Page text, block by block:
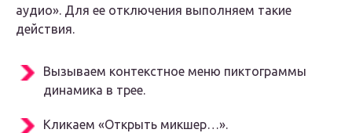
аудио». Для ее отключения выполняем такие
действия.
Вызываем контекстное меню пиктограммы
динамика в трее.
Кликаем «Открыть микшер…».